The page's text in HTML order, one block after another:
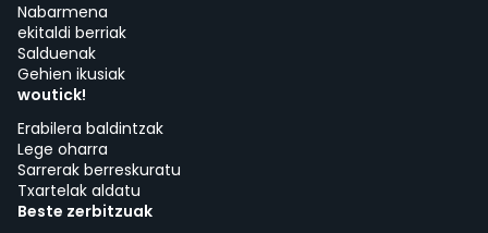
Nabarmena
ekitaldi berriak
Salduenak
Gehien ikusiak
woutick!
Erabilera baldintzak
Lege oharra
Sarrerak berreskuratu
Txartelak aldatu
Beste zerbitzuak